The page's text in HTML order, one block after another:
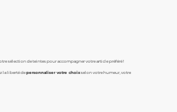
sélection de teintes pour accompagner votre article préféré !
la liberté depersonnaliser votre choixselon votre humeur, votre